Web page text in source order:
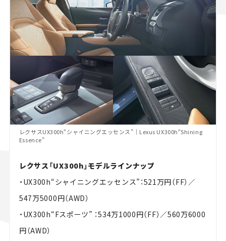
レクサスUX300h“シャイニングエッセンス”｜Lexus UX300h“Shining
Essence”
レクサス「UX300h」モデルラインナップ
・UX300h“シャイニングエッセンス”：521万円（FF）／
547万5000円（AWD）
・UX300h“Fスポーツ” ：534万1000円（FF）／560万6000
円（AWD）